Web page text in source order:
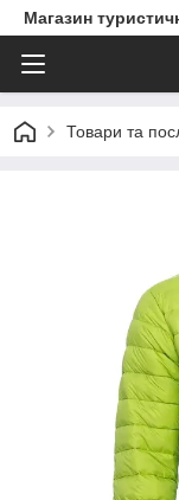
Магазин
Товари та